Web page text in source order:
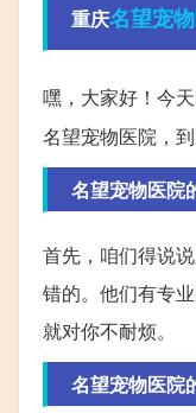
重庆名望宠
嘿，大家好！今
名望宠物医院，
名望宠物医院
首先，咱们得说
错的。他们有专
就对你不耐烦。
名望宠物医院